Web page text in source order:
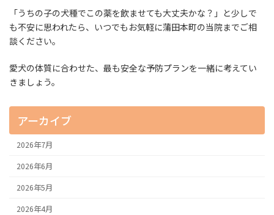
「うちの子の犬種でこの薬を飲ませても大丈夫かな？」と少しで
も不安に思われたら、いつでもお気軽に蒲田本町の当院までご相
談ください。
愛犬の体質に合わせた、最も安全な予防プランを一緒に考えてい
きましょう。
アーカイブ
2026年7月
2026年6月
2026年5月
2026年4月